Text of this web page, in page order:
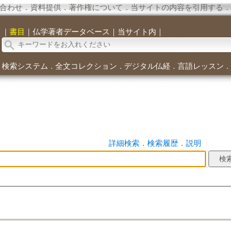
わせ． 資料提供． 著作権について．当サイトの内容を引用する ．
｜ 書目 ｜ 仏学著者データベース ｜ 当サイト内 ｜
検索システム ． 全文コレクション ． デジタル仏経． 言語レッスン ．
詳細検索． 検索履歴． 説明